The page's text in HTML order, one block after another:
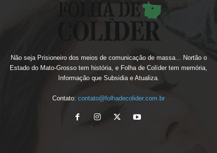
Não seja Prisioneiro dos meios de comunicação de massa... Nortão o
Estado do Mato-Grosso tem história, e Folha de Colíder tem memória,
Informação que Subsidia e Atualiza.
Contato: contato@folhadecolider.com.br